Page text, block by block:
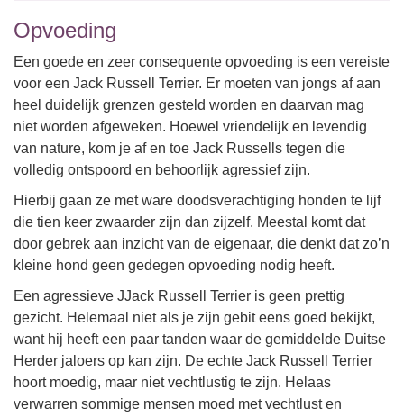
Opvoeding
Een goede en zeer consequente opvoeding is een vereiste
voor een Jack Russell Terrier. Er moeten van jongs af aan
heel duidelijk grenzen gesteld worden en daarvan mag
niet worden afgeweken. Hoewel vriendelijk en levendig
van nature, kom je af en toe Jack Russells tegen die
volledig ontspoord en behoorlijk agressief zijn.
Hierbij gaan ze met ware doodsverachtiging honden te lijf
die tien keer zwaarder zijn dan zijzelf. Meestal komt dat
door gebrek aan inzicht van de eigenaar, die denkt dat zo’n
kleine hond geen gedegen opvoeding nodig heeft.
Een agressieve JJack Russell Terrier is geen prettig
gezicht. Helemaal niet als je zijn gebit eens goed bekijkt,
want hij heeft een paar tanden waar de gemiddelde Duitse
Herder jaloers op kan zijn. De echte Jack Russell Terrier
hoort moedig, maar niet vechtlustig te zijn. Helaas
verwarren sommige mensen moed met vechtlust en